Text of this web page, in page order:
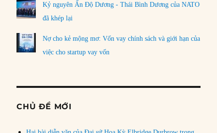
Kỷ nguyên Ấn Độ Dương - Thái Bình Dương của NATO
đã khép lại
Nợ cho kẻ mộng mơ: Vốn vay chính sách và giới hạn của
việc cho startup vay vốn
CHỦ ĐỀ MỚI